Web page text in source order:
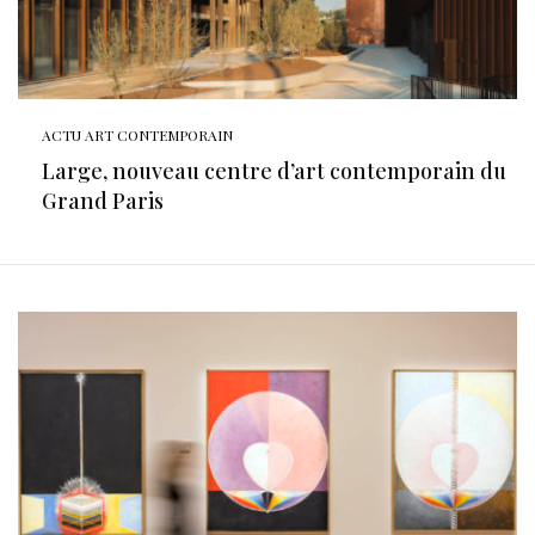
ACTU ART CONTEMPORAIN
Large, nouveau centre d’art contemporain du
Grand Paris